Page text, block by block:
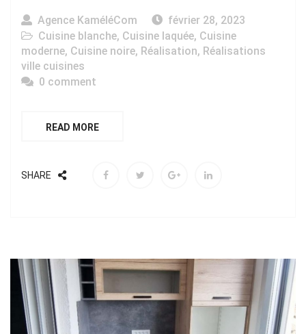
Agence KaméléCom
février 28, 2023
Cuisine blanche, Cuisine laquée, Cuisine
moderne, Cuisine noire, Réalisation, Réalisations
ville cuisines
0 comment
READ MORE
SHARE